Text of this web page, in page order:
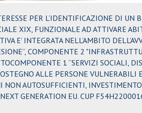
PER L’IDENTIFICAZIONE DI UN
XIX, FUNZIONALE AD ATTIVARE
E’ INTEGRATA NELL’AMBITO
COMPONENTE 2
1 “SERVIZI SOCIALI,
ALLE PERSONE VULNERABILI
AUTOSUFFICIENTI,
GENERATION EU. CUP